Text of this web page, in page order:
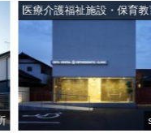
医療介護福祉施設・保育教育施